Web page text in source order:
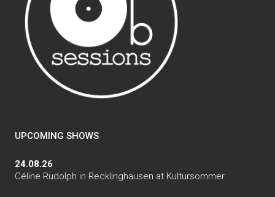
UPCOMING SHOWS
24.08.26
Céline Rudolph in Recklinghausen at Kultursommer